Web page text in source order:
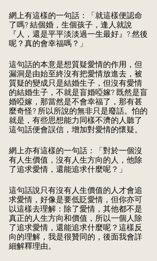
網上有這樣的一句話：「就這樣便認命
了嗎? 結個婚，生個孩子，逢人就說
『人，還是平平淡淡過一生最好』?.然後
呢？真的會幸福嗎？」
這句話的本意是想質疑愛情的作用，但
漏洞是由始至終沒有把愛情放進去，被
質疑的變成只是結婚生子，但沒有愛情
的結婚生子，不就是盲婚啞嫁? 既然是盲
婚啞嫁，那當然是不會幸福了，那有甚
麼奇怪? 所以所說的無非只是廢話。怕的
就是，有些思想能力同樣不濟的人聽了
這句話便會誤信，增加對愛情的懷疑。
網上亦有這樣的一句話：「對於一個沒
有人生價值，沒有人生方向的人，他除
了追求愛情，還能追求什麼呢？」
這句話說只有沒有人生價值的人才會追
求愛情，好像是要低貶愛情，但你亦可
以這樣去理解：除了愛情，其他都不是
真正的人生方向和價值，所以一個人除
了追求愛情，還能追求什麼呢？這樣反
向的理解，我是很贊同的，後面我會詳
細解釋理由。